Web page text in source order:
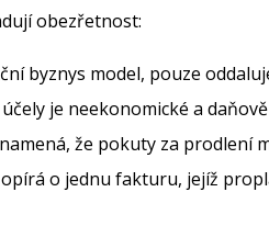
obezřetnost:
byznys model, pouze
je neekonomické a
že pokuty za prodlení
o jednu fakturu, jejíž